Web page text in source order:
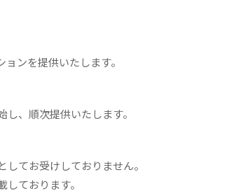
ンを提供いたします。
、順次提供いたします。
てお受けしておりません。
ております。